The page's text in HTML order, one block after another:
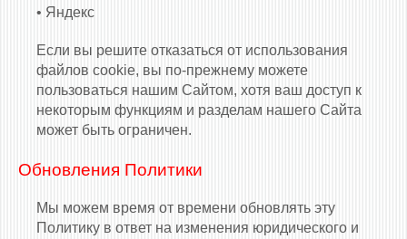
• Яндекс
Если вы решите отказаться от использования
файлов cookie, вы по-прежнему можете
пользоваться нашим Сайтом, хотя ваш доступ к
некоторым функциям и разделам нашего Сайта
может быть ограничен.
Обновления Политики
Мы можем время от времени обновлять эту
Политику в ответ на изменения юридического и